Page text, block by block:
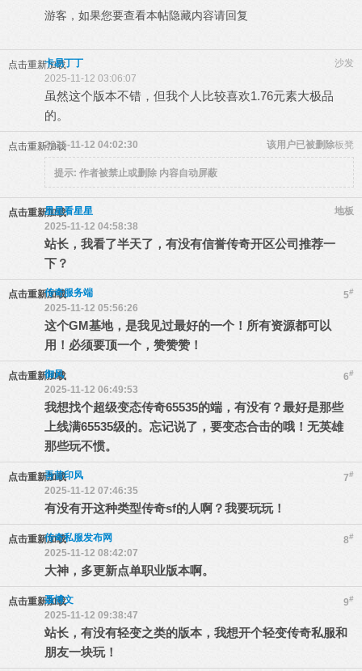
游客，如果您要查看本帖隐藏内容请回复
点击重新加载 沙发
卡易丁丁
2025-11-12 03:06:07
虽然这个版本不错，但我个人比较喜欢1.76元素大极品
的。
点击重新加载 板凳
该用户已被删除
2025-11-12 04:02:30
提示: 作者被禁止或删除 内容自动屏蔽
点击重新加载 地板
星星看星星
2025-11-12 04:58:38
站长，我看了半天了，有没有信誉传奇开区公司推荐一
下？
点击重新加载 5#
传奇服务端
2025-11-12 05:56:26
这个GM基地，是我见过最好的一个！所有资源都可以
用！必须要顶一个，赞赞赞！
点击重新加载 6#
御风
2025-11-12 06:49:53
我想找个超级变态传奇65535的端，有没有？最好是那些
上线满65535级的。忘记说了，要变态合击的哦！无英雄
那些玩不惯。
点击重新加载 7#
吾昔印风
2025-11-12 07:46:35
有没有开这种类型传奇sf的人啊？我要玩玩！
点击重新加载 8#
传奇私服发布网
2025-11-12 08:42:07
大神，多更新点单职业版本啊。
点击重新加载 9#
聂博文
2025-11-12 09:38:47
站长，有没有轻变之类的版本，我想开个轻变传奇私服和
朋友一块玩！